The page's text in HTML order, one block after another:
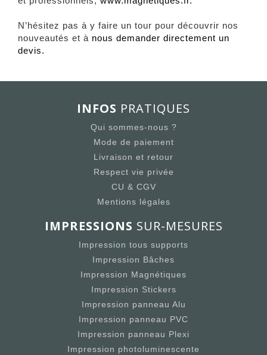
N’hésitez pas à y faire un tour pour découvrir nos
nouveautés et à nous demander directement un
devis.
INFOS PRATIQUES
Qui sommes-nous ?
Mode de paiement
Livraison et retour
Respect vie privée
CU & CGV
Mentions légales
IMPRESSIONS SUR-MESURES
Impression tous supports
Impression Bâches
Impression Magnétiques
Impression Stickers
Impression panneau Alu
Impression panneau PVC
Impression panneau Plexi
Impression photoluminescente